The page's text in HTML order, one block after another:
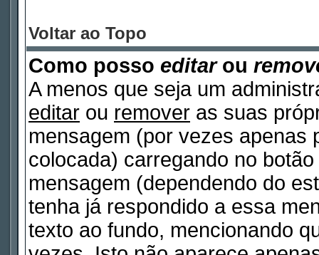
Voltar ao Topo
Como posso editarou
A menos que seja um
editar ou remover as suas
mensagem (por vezes apenas
colocada) carregando no botão
mensagem (dependendo do
tenha já respondido a essa
texto ao fundo, mencionando